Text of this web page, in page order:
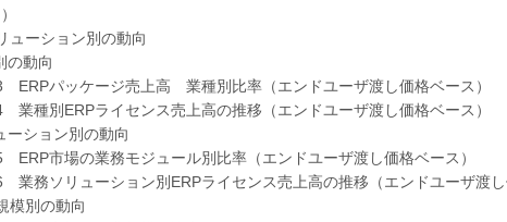
ーション別の動向
動向
ッケージ売上高 業種別比率（エンドユーザ渡し価格ベース）
ERPライセンス売上高の推移（エンドユーザ渡し価格ベース）
ョン別の動向
場の業務モジュール別比率（エンドユーザ渡し価格ベース）
リューション別ERPライセンス売上高の推移（エンドユーザ渡し
別の動向